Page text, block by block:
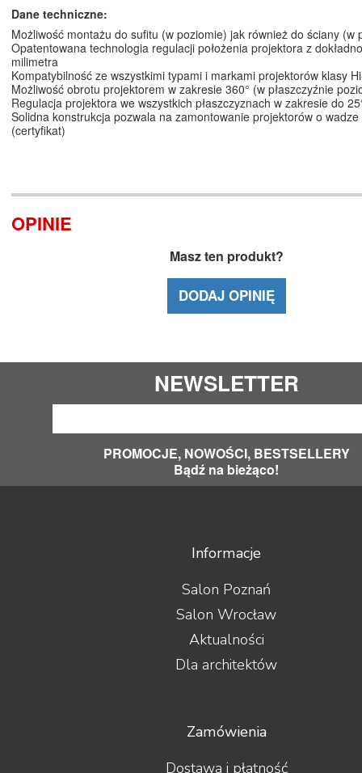
Dane techniczne:
Możliwość montażu do sufitu (w poziomie) jak również do ściany (w
Opatentowana technologia regulacji położenia projektora z
milimetra
Kompatybilność ze wszystkimi typami i markami projektorów klasy
Możliwość obrotu projektorem w zakresie 360° (w płaszczyźnie
Regulacja projektora we wszystkich płaszczyznach w zakresie do
Solidna konstrukcja pozwala na zamontowanie projektorów o
(certyfikat)
OPINIE
Masz ten produkt?
DODAJ OPINIĘ
NEWSLETTER
PROMOCJE, NOWOŚCI, BESTSELLERY
Bądź na bieżąco!
Informacje
Salon Poznań
Salon Wrocław
Aktualności
Dla architektów
Zamówienia
Dostawa i płatność